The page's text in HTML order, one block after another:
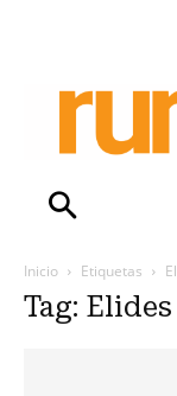
Inicio Etiquetas
Tag: Elides